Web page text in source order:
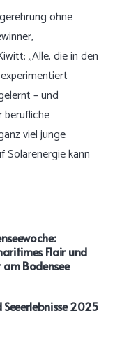
ohne
„Alle, die in den
– und
berufliche
viel junge
Solarenergie kann
Flair und
Bodensee
2025